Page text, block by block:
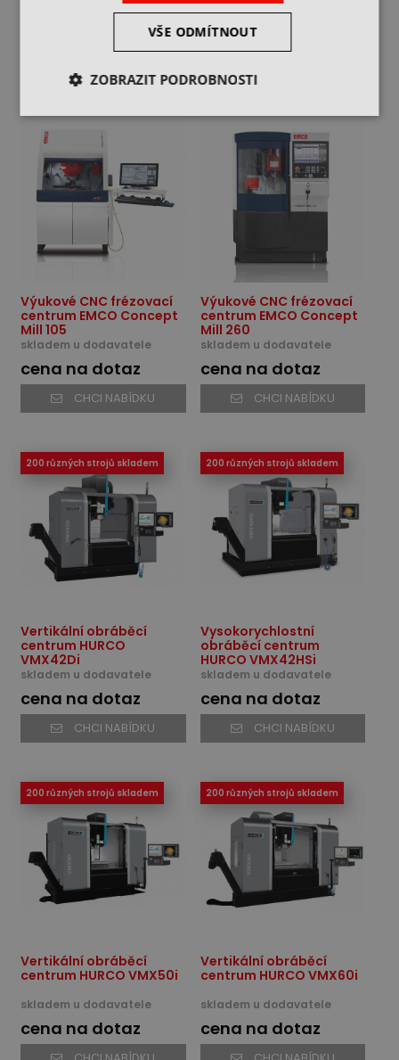
skladem u dodavatele skladem u dodavatele
cena na dotaz
Výukové CNC frézovací
centrum EMCO Concept
Mill 105
skladem u dodavatele
cena na dotaz
CHCI NABÍDKU
Výukové CNC frézovací
centrum EMCO Concept
Mill 260
skladem u dodavatele
cena na dotaz
CHCI NABÍDKU
200 různých strojů skladem
Vertikální obráběcí
centrum HURCO
VMX42Di
skladem u dodavatele
cena na dotaz
CHCI NABÍDKU
200 různých strojů skladem
Vysokorychlostní
obráběcí centrum
HURCO VMX42HSi
skladem u dodavatele
cena na dotaz
CHCI NABÍDKU
200 různých strojů skladem
Vertikální obráběcí
centrum HURCO VMX50i
skladem u dodavatele
cena na dotaz
200 různých strojů skladem
Vertikální obráběcí
centrum HURCO VMX60i
skladem u dodavatele
cena na dotaz
VŠE ODMÍTNOUT
ZOBRAZIT PODROBNOSTI